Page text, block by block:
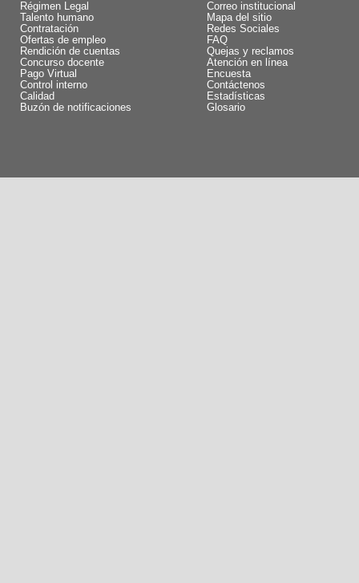
Régimen Legal
Talento humano
Contratación
Ofertas de empleo
Rendición de cuentas
Concurso docente
Pago Virtual
Control interno
Calidad
Buzón de notificaciones
Correo institucional
Mapa del sitio
Redes Sociales
FAQ
Quejas y reclamos
Atención en línea
Encuesta
Contáctenos
Estadísticas
Glosario